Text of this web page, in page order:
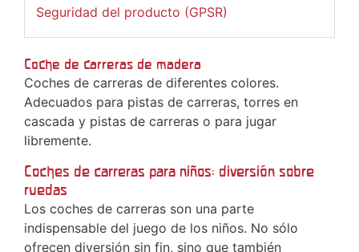
Seguridad del producto (GPSR)
Coche de carreras de madera
Coches de carreras de diferentes colores.
Adecuados para pistas de carreras, torres en
cascada y pistas de carreras o para jugar
libremente.
Coches de carreras para niños: diversión sobre
ruedas
Los coches de carreras son una parte
indispensable del juego de los niños. No sólo
ofrecen diversión sin fin, sino que también